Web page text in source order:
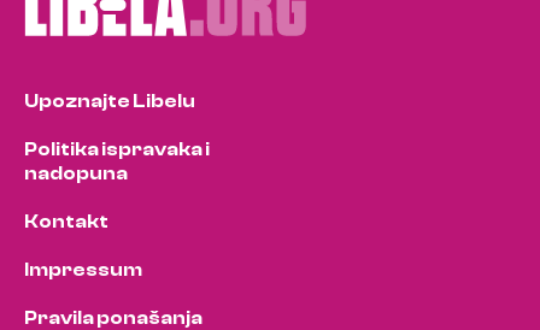
Upoznajte Libelu
Politika ispravaka i
nadopuna
Kontakt
Impressum
Pravila ponašanja